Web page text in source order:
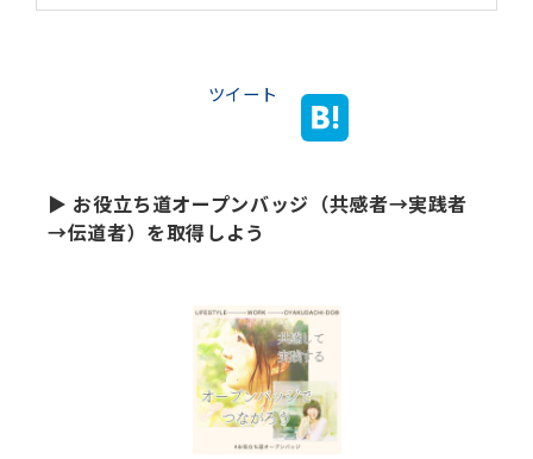
ツイート
▶ お役立ち道オープンバッジ（共感者→実践者
→伝道者）を取得しよう